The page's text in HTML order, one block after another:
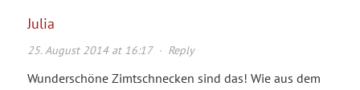
Julia
25. August 2014 at 16:17· Reply
Wunderschöne Zimtschnecken sind das! Wie aus dem